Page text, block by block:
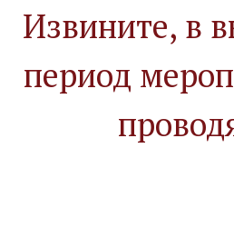
Извините, в
период